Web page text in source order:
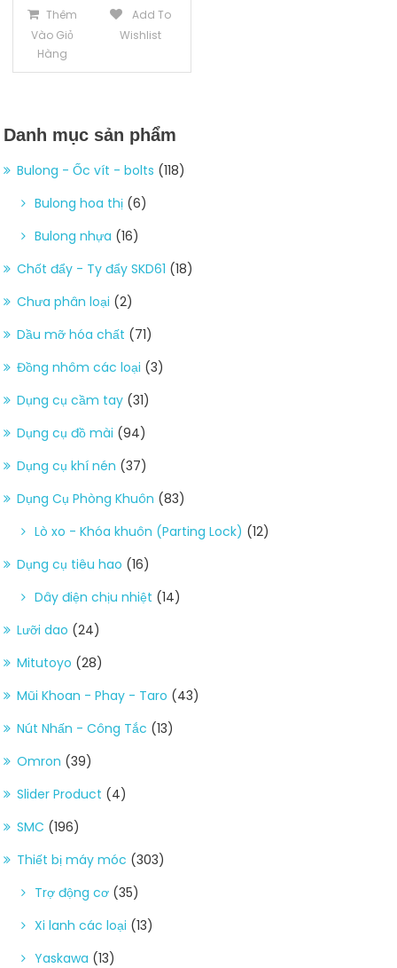
Thêm
Vào Giỏ
Hàng
Add To
Wishlist
Danh mục sản phẩm
Bulong - Ốc vít - bolts (118)
Bulong hoa thị (6)
Bulong nhựa (16)
Chốt đẩy - Ty đẩy SKD61 (18)
Chưa phân loại (2)
Dầu mỡ hóa chất (71)
Đồng nhôm các loại (3)
Dụng cụ cầm tay (31)
Dụng cụ đồ mài (94)
Dụng cụ khí nén (37)
Dụng Cụ Phòng Khuôn (83)
Lò xo - Khóa khuôn (Parting Lock) (12)
Dụng cụ tiêu hao (16)
Dây điện chịu nhiệt (14)
Lưỡi dao (24)
Mitutoyo (28)
Mũi Khoan - Phay - Taro (43)
Nút Nhấn - Công Tắc (13)
Omron (39)
Slider Product (4)
SMC (196)
Thiết bị máy móc (303)
Trợ động cơ (35)
Xi lanh các loại (13)
Yaskawa (13)